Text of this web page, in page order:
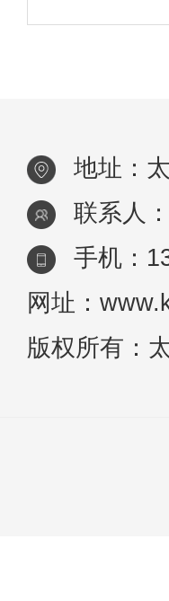
只要轻微有
企业是否需
地址：
联系人
手机：
网址：
版权所有：